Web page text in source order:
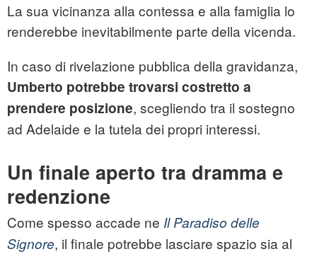
La sua vicinanza alla contessa e alla famiglia lo
renderebbe inevitabilmente parte della vicenda.
In caso di rivelazione pubblica della gravidanza,
Umberto potrebbe trovarsi costretto a
prendere posizione, scegliendo tra il sostegno
ad Adelaide e la tutela dei propri interessi.
Un finale aperto tra dramma e
redenzione
Come spesso accade ne Il Paradiso delle
Signore, il finale potrebbe lasciare spazio sia al